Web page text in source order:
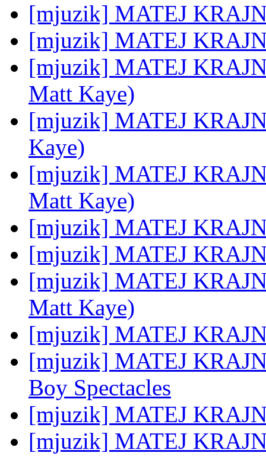
[mjuzik] MATEJ
[mjuzik] MATEJ
[mjuzik] MATEJ
Matt Kaye)
[mjuzik] MATEJ
Kaye)
[mjuzik] MATEJ
Matt Kaye)
[mjuzik] MATEJ
[mjuzik] MATEJ
[mjuzik] MATEJ
Matt Kaye)
[mjuzik] MATEJ
[mjuzik] MATEJ
Boy Spectacles
[mjuzik] MATEJ
[mjuzik] MATEJ